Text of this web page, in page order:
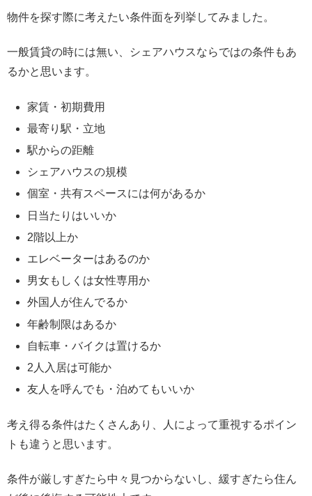
物件を探す際に考えたい条件面を列挙してみました。
一般賃貸の時には無い、シェアハウスならではの条件もあ
るかと思います。
家賃・初期費用
最寄り駅・立地
駅からの距離
シェアハウスの規模
個室・共有スペースには何があるか
日当たりはいいか
2階以上か
エレベーターはあるのか
男女もしくは女性専用か
外国人が住んでるか
年齢制限はあるか
自転車・バイクは置けるか
2人入居は可能か
友人を呼んでも・泊めてもいいか
考え得る条件はたくさんあり、人によって重視するポイン
トも違うと思います。
条件が厳しすぎたら中々見つからないし、緩すぎたら住ん